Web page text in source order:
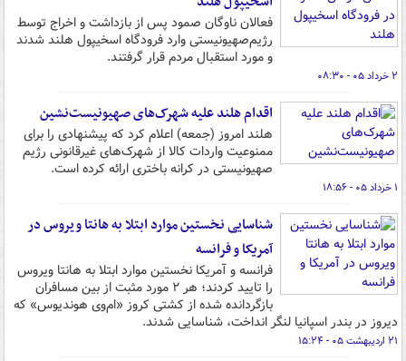
فعالان ناوگان صمود پس از بازداشت و اخراج توسط
رژیم‌صهیونیستی وارد فرودگاه اسخیپول هلند شدند
و مورد استقبال مردم قرار گرفتند.
۲ خرداد ۰۵ - ۰۸:۳۰
اقدام هلند علیه شهرک‌های صهیونیست‌نشین
هلند امروز (جمعه) اعلام کرد که پیشنهادی را برای
ممنوعیت واردات کالا از شهرک‌های غیرقانونی رژیم
صهیونیستی در کرانه باختری ارائه کرده است.
۱ خرداد ۰۵ - ۱۸:۵۶
شناسایی نخستین موارد ابتلا به هانتا ویروس در
آمریکا و فرانسه
فرانسه و آمریکا نخستین موارد ابتلا به هانتا ویروس
را تایید کردند؛ هر ۲ مورد مثبت از بین مسافران
بازگردانده شده از کشتی کروز «ام‌وی هوندیوس» که
دیروز در بندر اسپانیا لنگر انداخت، شناسایی شدند.
۲۱ اردیبهشت ۰۵ - ۱۵:۲۴